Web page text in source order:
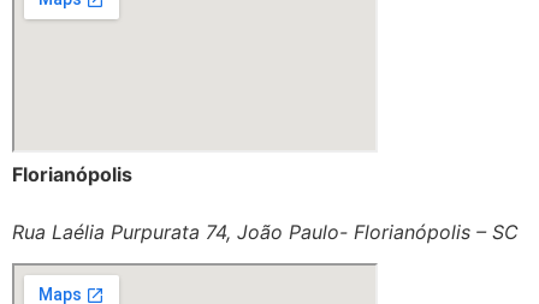
Florianópolis
Rua Laélia Purpurata 74, João Paulo- Florianópolis – SC